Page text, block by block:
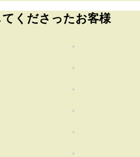
くださったお客様